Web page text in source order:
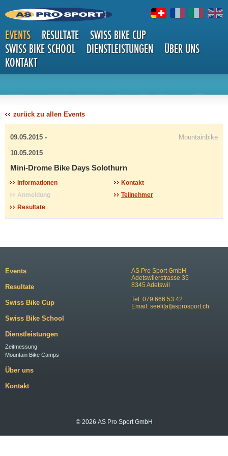
EVENTS RESULTATE
SWISS BIKE CUP
SWISS BIKE SCHOOL
DIENSTLEISTUNGEN
ÜBER UNS
KONTAKT
DETAILS
zurück zu allen Events
09.05.2015 -
10.05.2015
Mountainbike
Mini-Drome Bike Days Solothurn
Informationen
Kontakt
Anmeldung
Teilnehmer
Resultate
AS Pro Sport GmbH
Adetswilerstrasse 35
8345 Adetswil
Tel. 079 666 53 42
Email: seeli[at]asprosport.ch
Events
Resultate
Swiss Bike Cup
Swiss Bike School
Dienstleistungen
Zeitmessung
Mountain Bike Camps
Über uns
Kontakt
© 2026 AS Pro Sport GmbH